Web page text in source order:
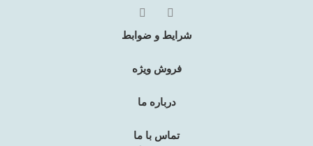
شرایط و ضوابط
فروش ویژه
درباره ما
تماس با ما